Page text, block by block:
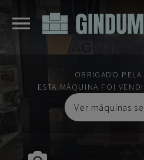
OBRIGADO
ESTA MÁQUINA FOI
Ver máquinas